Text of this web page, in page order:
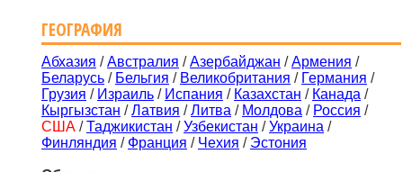
ГЕОГРАФИЯ
Абхазия /Австралия /Азербайджан /Армения /
Беларусь / Бельгия / Великобритания / Германия /
Грузия / Израиль / Испания / Казахстан / Канада /
Кыргызстан /Латвия /Литва / Молдова / Россия /
США /Таджикистан /Узбекистан /Украина /
Финляндия / Франция / Чехия / Эстония